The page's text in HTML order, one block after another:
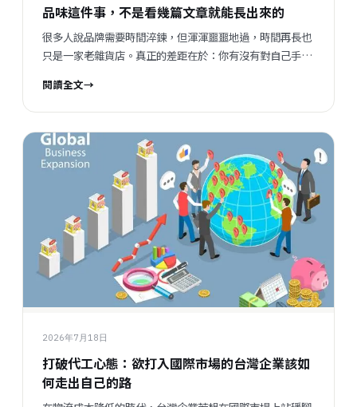
品味這件事，不是看幾篇文章就能長出來的
很多人說品牌需要時間淬鍊，但渾渾噩噩地過，時間再長也
只是一家老雜貨店。真正的差距在於：你有沒有對自己手上
味」。這不是AI能幫你的事，但也不是天賦，是你泡進去的
時間和用心堆出來的。
閱讀全文→
2026年7月18日
打破代工心態：欲打入國際市場的台灣企業該如
何走出自己的路